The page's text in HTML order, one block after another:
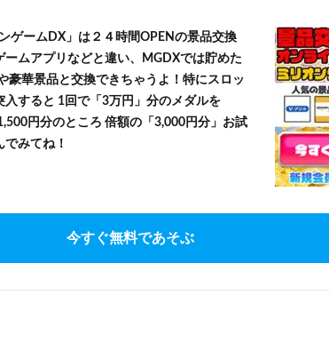
ゲームDX」は２４時間OPENの景品交換
ムアプリなどと違い、MGDXでは貯めた
豪華景品と交換できちゃうよ！特にスロッ
入すると 1回で「3万円」分のメダルを
円分のところ 倍額の「3,000円分」お試
みてね！
今すぐ無料であそぶ